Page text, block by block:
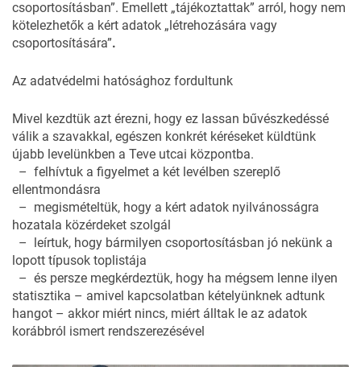
csoportosításban”. Emellett „tájékoztattak” arról, hogy nem
kötelezhetők a kért adatok „létrehozására vagy
csoportosítására”.
Az adatvédelmi hatósághoz fordultunk
Mivel kezdtük azt érezni, hogy ez lassan bűvészkedéssé
válik a szavakkal, egészen konkrét kéréseket küldtünk
újabb levelünkben a Teve utcai központba.
– felhívtuk a figyelmet a két levélben szereplő
ellentmondásra
– megismételtük, hogy a kért adatok nyilvánosságra
hozatala közérdeket szolgál
– leírtuk, hogy bármilyen csoportosításban jó nekünk a
lopott típusok toplistája
– és persze megkérdeztük, hogy ha mégsem lenne ilyen
statisztika – amivel kapcsolatban kételyünknek adtunk
hangot – akkor miért nincs, miért álltak le az adatok
korábbról ismert rendszerezésével